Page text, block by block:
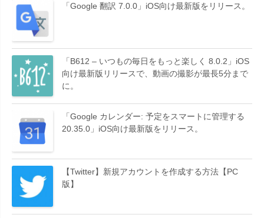
「Google 翻訳 7.0.0」iOS向け最新版をリリース。
「B612 – いつもの毎日をもっと楽しく 8.0.2」iOS
向け最新版リリースで、動画の撮影が最長5分まで
に。
「Google カレンダー: 予定をスマートに管理する
20.35.0」iOS向け最新版をリリース。
【Twitter】新規アカウントを作成する方法【PC
版】